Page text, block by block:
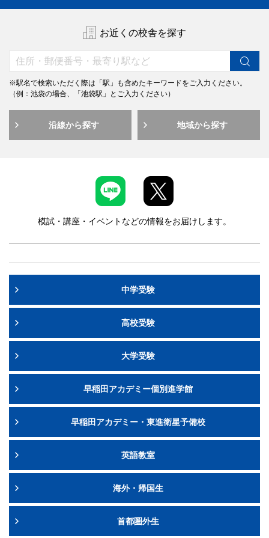
お近くの校舎を探す
※駅名で検索いただく際は「駅」も含めたキーワードをご入力ください。
（例：池袋の場合、「池袋駅」とご入力ください）
沿線から探す 地域から探す
模試・講座・イベントなどの情報をお届けします。
中学受験
高校受験
大学受験
早稲田アカデミー個別進学館
早稲田アカデミー・東進衛星予備校
英語教室
海外・帰国生
首都圏外生